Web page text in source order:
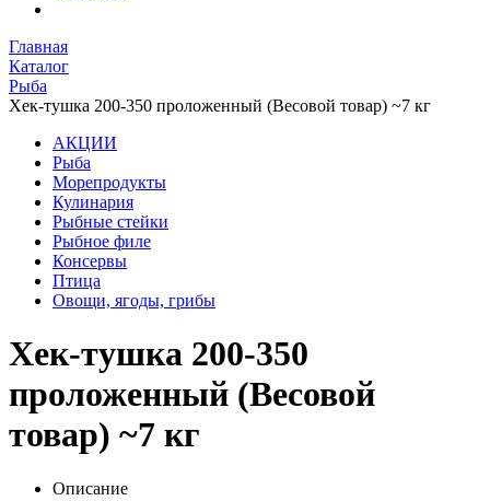
Главная
Каталог
Рыба
Хек-тушка 200-350 проложенный (Весовой товар) ~7 кг
АКЦИИ
Рыба
Морепродукты
Кулинария
Рыбные стейки
Рыбное филе
Консервы
Птица
Овощи, ягоды, грибы
Хек-тушка 200-350
проложенный (Весовой
товар) ~7 кг
Описание